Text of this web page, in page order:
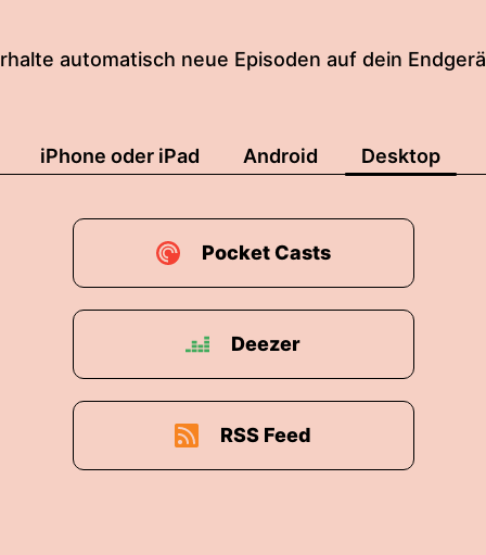
automatisch neue Episoden auf dein
iPhone oder iPad Android Desktop
Pocket Casts
Deezer
RSS Feed